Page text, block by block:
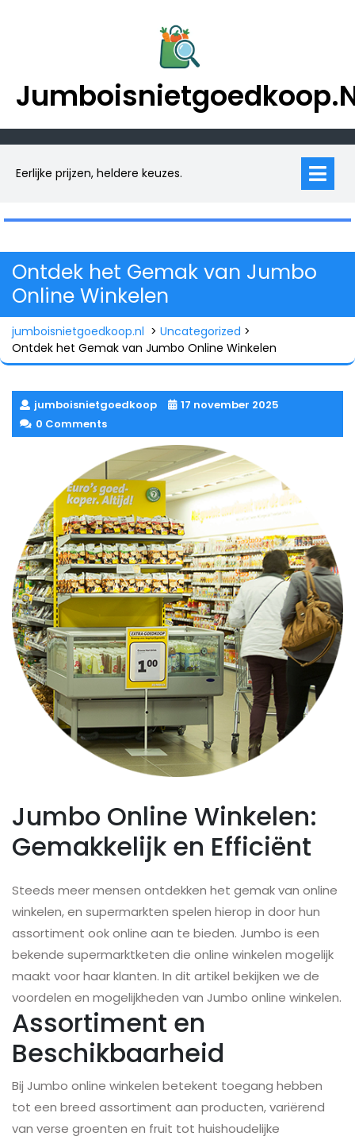
Eerlijke prijzen, heldere keuzes.
Ontdek het Gemak van Jumbo
Online Winkelen
jumboisnietgoedkoop.nl > Uncategorized >
Ontdek het Gemak van Jumbo Online Winkelen
jumboisnietgoedkoop
17 november 2025
0 Comments
Jumbo Online Winkelen:
Gemakkelijk en Efficiënt
Steeds meer mensen ontdekken het gemak van online
winkelen, en supermarkten spelen hierop in door hun
assortiment ook online aan te bieden. Jumbo is een
bekende supermarktketen die online winkelen mogelijk
maakt voor haar klanten. In dit artikel bekijken we de
voordelen en mogelijkheden van Jumbo online winkelen.
Assortiment en
Beschikbaarheid
Bij Jumbo online winkelen betekent toegang hebben
tot een breed assortiment aan producten, variërend
van verse groenten en fruit tot huishoudelijke